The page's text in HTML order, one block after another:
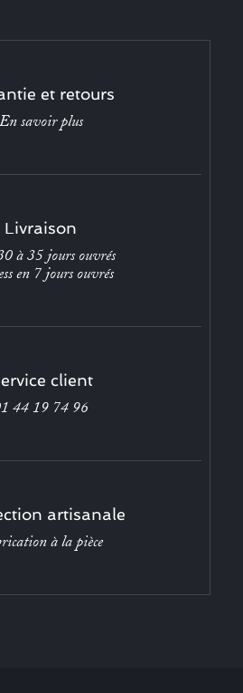
et retours
En savoir plus
Livraison
à 35 jours ouvrés
en 7 jours ouvrés
client
44 19 74 96
artisanale
à la pièce